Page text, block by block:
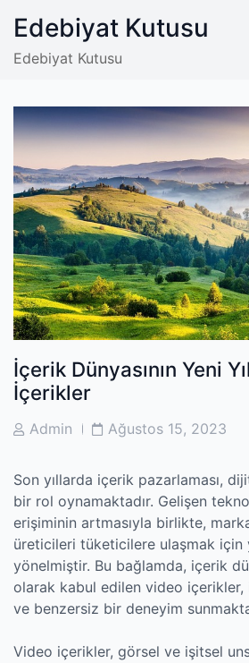
content
Edebiyat Kutusu
Edebiyat Kutusu
İçerik Dünyasının Yeni
İçerikler
PostAdmin
PostAğustos 15, 2023
Son yıllarda içerik pazarlaması,
bir rol oynamaktadır. Gelişen
erişiminin artmasıyla birlikte,
üreticileri tüketicilere ulaşmak için
yönelmiştir. Bu bağlamda, içerik
olarak kabul edilen video
ve benzersiz bir deneyim
Video içerikler, görsel ve işitsel